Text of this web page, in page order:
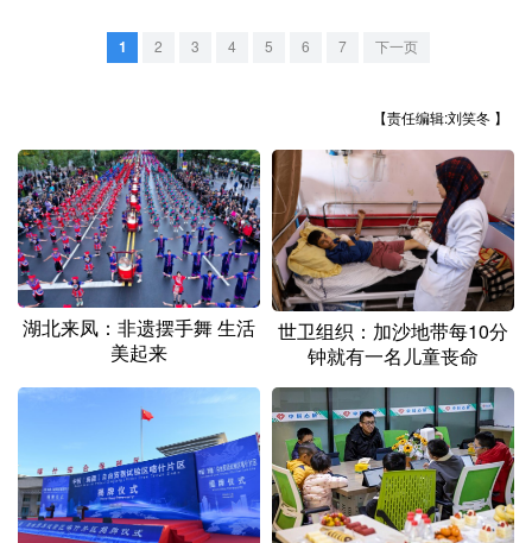
北京 天津 河北 山西
辽宁 吉林 上海 江苏
浙江 安徽 福建 江西
山东 河南 湖北 湖南
海南 重庆
云南 西藏
陕西 甘肃 青海 宁夏
新疆 内蒙古 黑龙江
1 2 3 4 5 6 7 下一页
【责任编辑:刘笑冬 】
湖北来凤：非遗摆手舞 生活
美起来
世卫组织：加沙地带每10分
钟就有一名儿童丧命